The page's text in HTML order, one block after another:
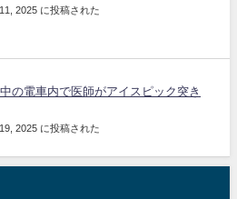
2025 に投稿された
の電車内で医師がアイスピック突き
2025 に投稿された